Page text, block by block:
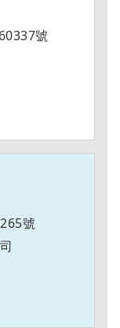
號
號